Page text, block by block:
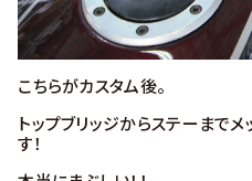
こちらがカスタム後。
トップブリッジからステーまで
す！